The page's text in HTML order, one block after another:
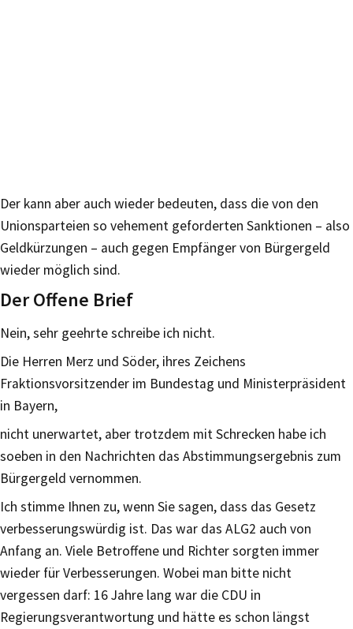
Der kann aber auch wieder bedeuten, dass die von den
Unionsparteien so vehement geforderten Sanktionen – also
Geldkürzungen – auch gegen Empfänger von Bürgergeld
wieder möglich sind.
Der Offene Brief
Nein, sehr geehrte schreibe ich nicht.
Die Herren Merz und Söder, ihres Zeichens
Fraktionsvorsitzender im Bundestag und Ministerpräsident
in Bayern,
nicht unerwartet, aber trotzdem mit Schrecken habe ich
soeben in den Nachrichten das Abstimmungsergebnis zum
Bürgergeld vernommen.
Ich stimme Ihnen zu, wenn Sie sagen, dass das Gesetz
verbesserungswürdig ist. Das war das ALG2 auch von
Anfang an. Viele Betroffene und Richter sorgten immer
wieder für Verbesserungen. Wobei man bitte nicht
vergessen darf: 16 Jahre lang war die CDU in
Regierungsverantwortung und hätte es schon längst